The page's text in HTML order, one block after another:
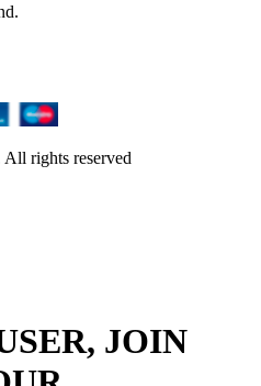
All rights reserved
JOIN